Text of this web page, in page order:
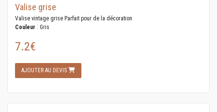
Valise grise
Valise vintage grise Parfait pour de la décoration
Couleur : Gris
7.2€
AJOUTER AU DEVIS